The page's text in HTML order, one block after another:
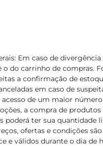
Em caso de divergência
o do carrinho de compras.
a confirmação de
em caso de
de um maior
a compra de
poderá ter sua quantidade
ofertas e condições
e válidos durante o dia de